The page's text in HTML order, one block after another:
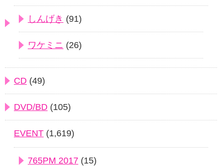
しんげき (91)
ワケミニ (26)
CD (49)
DVD/BD (105)
EVENT (1,619)
765PM 2017 (15)